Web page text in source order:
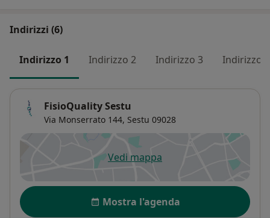
Indirizzi (6)
Indirizzo 1 Indirizzo 2 Indirizzo 3 Indirizzo 4
FisioQuality Sestu
Via Monserrato 144, Sestu 09028
Vedi mappasi apre in una nuova scheda
Disponibilità
Mostra l'agenda